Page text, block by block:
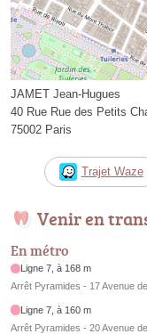
JAMET Jean-Hugues
40 Rue Rue des Petits
75002 Paris
Trajet Waze
Venir en
En métro
Ligne 7, à 168 m
Arrêt Pyramides - 17 Avenue
Ligne 7, à 160 m
Arrêt Pyramides - 20 Avenue